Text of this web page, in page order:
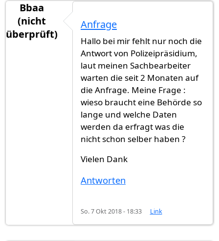
Bbaa
(nicht
überprüft)
Anfrage
Hallo bei mir fehlt nur noch die
Antwort von Polizeipräsidium,
laut meinen Sachbearbeiter
warten die seit 2 Monaten auf
die Anfrage. Meine Frage :
wieso braucht eine Behörde so
lange und welche Daten
werden da erfragt was die
nicht schon selber haben ?
Vielen Dank
Antworten
So. 7 Okt 2018 - 18:33 Link